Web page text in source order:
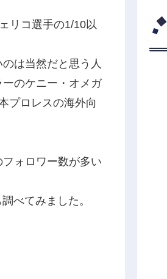
リコ選手の1/10以
は当然だと思う人
のケニー・オメガ
プロレスの海外向
ォロワー数が多い
べてみました。